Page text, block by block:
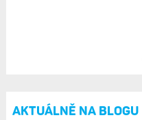
AKTUÁLNĚ NA BLOGU